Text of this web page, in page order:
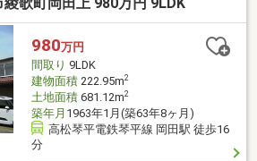
980万円
間取り 9LDK
建物面積222.95m2
土地面積681.12m2
築年月 1963年1月(築63年8ヶ月)
高松琴平電鉄琴平線 岡田駅 徒歩16
分